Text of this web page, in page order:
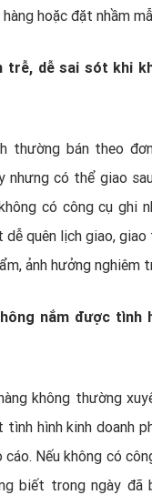
hoặc đặt nhầm
trễ, dễ sai sót khi
thường bán theo
nhưng có thể giao
có công cụ ghi
dễ quên lịch giao,
ảnh hưởng nghiêm
nắm được tình
không thường
tình hình kinh doanh
cáo. Nếu không có
biết trong ngày đã